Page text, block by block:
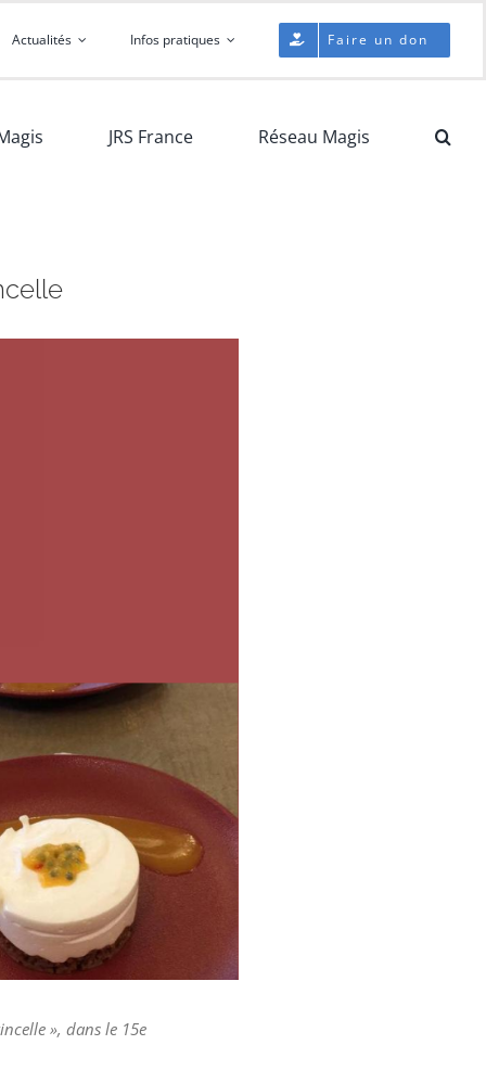
Actualités Infos pratiques Faire un don
JRS France Réseau Magis
», dans le 15e